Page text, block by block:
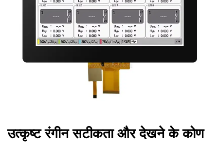
उत्कृष्ट रंगीन सटीकता और देखने के कोण